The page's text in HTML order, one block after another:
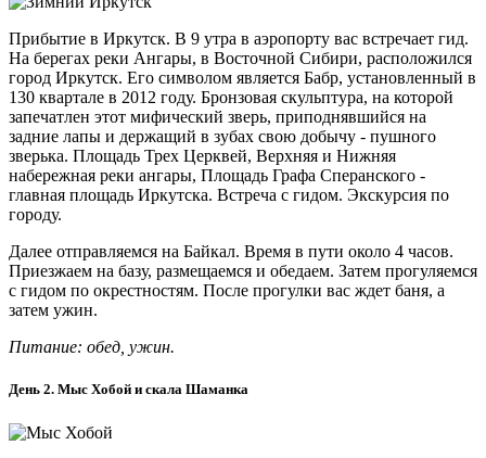
Прибытие в Иркутск. В 9 утра в аэропорту вас встречает гид.
На берегах реки Ангары, в Восточной Сибири, расположился
город Иркутск. Его символом является Бабр, установленный в
130 квартале в 2012 году. Бронзовая скульптура, на которой
запечатлен этот мифический зверь, приподнявшийся на
задние лапы и держащий в зубах свою добычу - пушного
зверька. Площадь Трех Церквей, Верхняя и Нижняя
набережная реки ангары, Площадь Графа Сперанского -
главная площадь Иркутска. Встреча с гидом. Экскурсия по
городу.
Далее отправляемся на Байкал. Время в пути около 4 часов.
Приезжаем на базу, размещаемся и обедаем. Затем прогуляемся
с гидом по окрестностям. После прогулки вас ждет баня, а
затем ужин.
Питание: обед, ужин.
День 2. Мыс Хобой и скала Шаманка